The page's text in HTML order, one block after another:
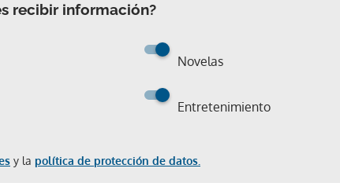
recibir información?
Novelas
Entretenimiento
y la política de protección de datos.